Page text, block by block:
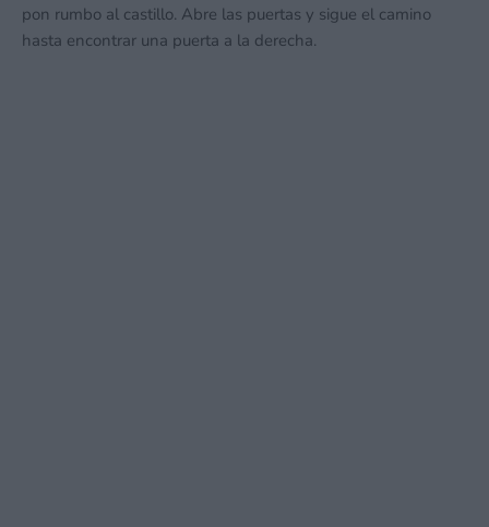
pon rumbo al castillo. Abre las puertas y sigue el camino
hasta encontrar una puerta a la derecha.